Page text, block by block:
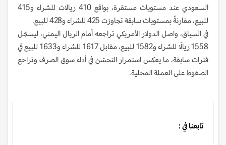
السعودي عند مستويات مستقرة، بواقع 410 ريالات للشراء و415
للبيع، مقارنةً بمستويات سابقة تجاوزت 425 للشراء و428 للبيع.
في السياق، واصل الدولار الأمريكي تراجعه أمام الريال اليمني، ليسجّل
1558 ريالًا للشراء و1582 للبيع، مقابل 1617 للشراء و1633 للبيع في
فترات سابقة، ما يعكس استمرار التحسّن في أداء سوق الصرف وتراجع
الضغوط على العملة المحلية.
تابعنا في :